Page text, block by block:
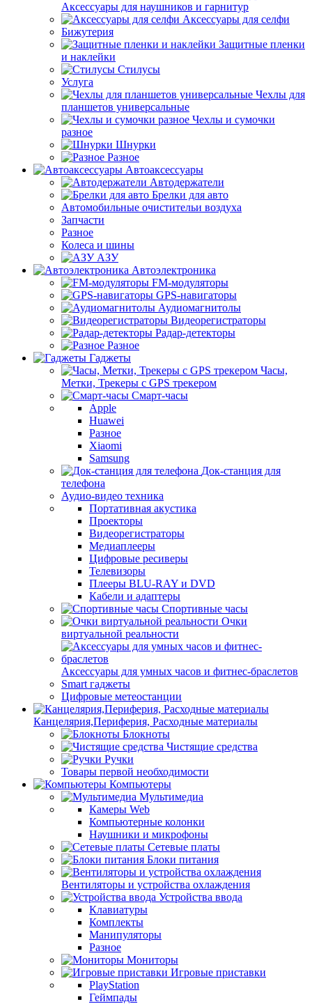
Аксессуары для наушников и гарнитур
Аксессуары для селфи
Бижутерия
Защитные пленки
и наклейки
Стилусы
Услуга
Чехлы для
планшетов универсальные
Чехлы и сумочки
разное
Шнурки
Разное
Автоаксессуары
Автодержатели
Брелки для авто
Автомобильные очистительи воздуха
Запчасти
Разное
Колеса и шины
АЗУ
Автоэлектроника
FM-модуляторы
GPS-навигаторы
Аудиомагнитолы
Видеорегистраторы
Радар-детекторы
Разное
Гаджеты
Часы,
Метки, Трекеры с GPS трекером
Смарт-часы
Apple
Huawei
Разное
Xiaomi
Samsung
Док-станция для
телефона
Аудио-видео техника
Портативная акустика
Проекторы
Видеорегистраторы
Медиаплееры
Цифровые ресиверы
Телевизоры
Плееры BLU-RAY и DVD
Кабели и адаптеры
Спортивные часы
Очки
виртуальной реальности
Аксессуары для умных часов и фитнес-браслетов
Smart гаджеты
Цифровые метеостанции
Канцелярия,Периферия, Расходные материалы
Блокноты
Чистящие средства
Ручки
Товары первой необходимости
Компьютеры
Мультимедиа
Камеры Web
Компьютерные колонки
Наушники и микрофоны
Сетевые платы
Блоки питания
Вентиляторы и устройства охлаждения
Устройства ввода
Клавиатуры
Комплекты
Манипуляторы
Разное
Мониторы
Игровые приставки
PlayStation
Геймпады